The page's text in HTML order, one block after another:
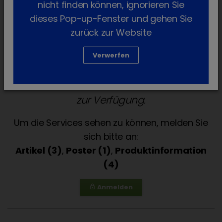
Services für die Tierarztpraxis stehen
ausschließlich Tierärztinnen und Tierärzten
zur Verfügung.
Um die Services sehen zu können, melden Sie
sich bitte an:
Artikel (3), Poster (1), Produktinformation
(4)
lock_outline Anmelden
nicht finden können, ignorieren Sie
dieses Pop-up-Fenster und gehen Sie
zurück zur Website
Verwerfen